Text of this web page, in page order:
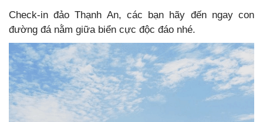
Check-in đảo Thạnh An, các bạn hãy đến ngay con
đường đá nằm giữa biển cực độc đáo nhé.